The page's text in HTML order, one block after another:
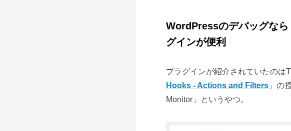
WordPressのデバッグな
グインが便利
プラグインが紹介されていたのは
Hooks - Actions and Filters 」の
Monitor」というやつ。